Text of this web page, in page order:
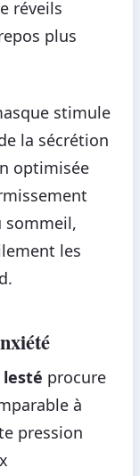
réveils
plus
stimule
la sécrétion
optimisée
sommeil,
les
procure
à
pression